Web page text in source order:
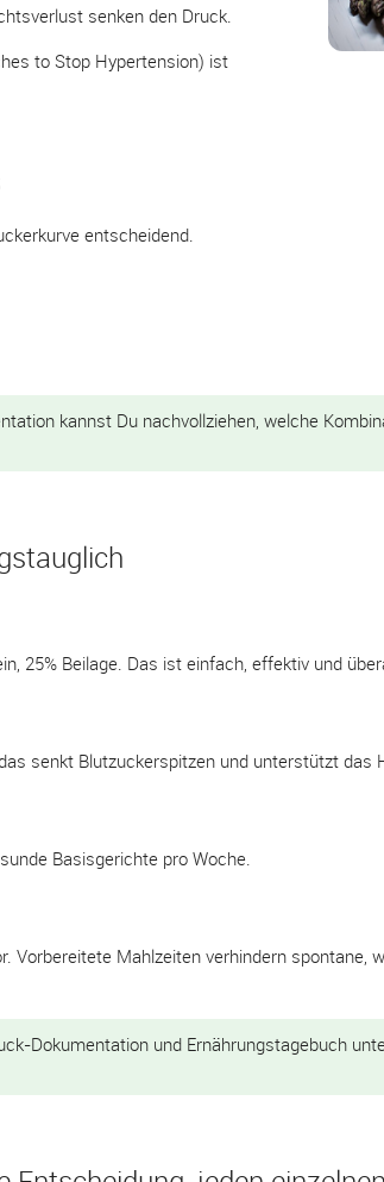
senken den Druck.
to Stop Hypertension) ist
entscheidend.
kannst Du nachvollziehen, welche
25% Beilage. Das ist einfach, effektiv und
senkt Blutzuckerspitzen und unterstützt das
Basisgerichte pro Woche.
Vorbereitete Mahlzeiten verhindern spontane,
Dokumentation und Ernährungstagebuch